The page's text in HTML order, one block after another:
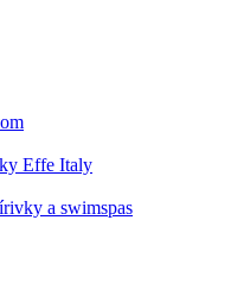
Effe Italy
a swimspas